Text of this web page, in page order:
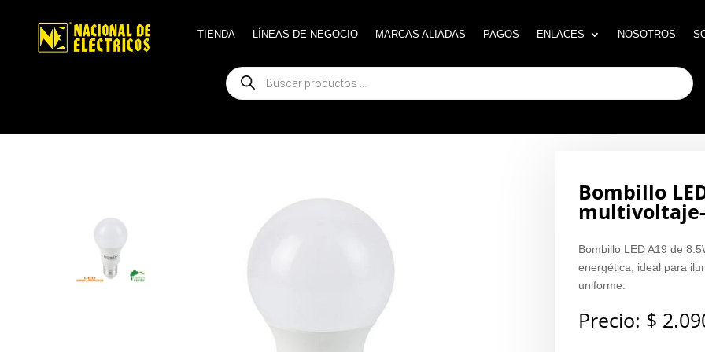
TIENDA LÍNEAS DE NEGOCIO MARCAS ALIADAS PAGOS ENLACES NOSOTROS
Búsqueda
de
productos
TIENDA LÍNEAS DE NEGOCIO MARCAS ALIADAS PAGOS ENLACES NOSOTROS
Búsqueda
de
productos
Bombillo
multivoltaje-
Bombillo LED A19 de
energética, ideal para
uniforme.
Precio: $